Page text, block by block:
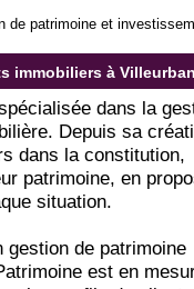
de patrimoine et
immobiliers à
dans la
Depuis sa
dans la constitution,
patrimoine, en
situation.
gestion de patrimoine
est en